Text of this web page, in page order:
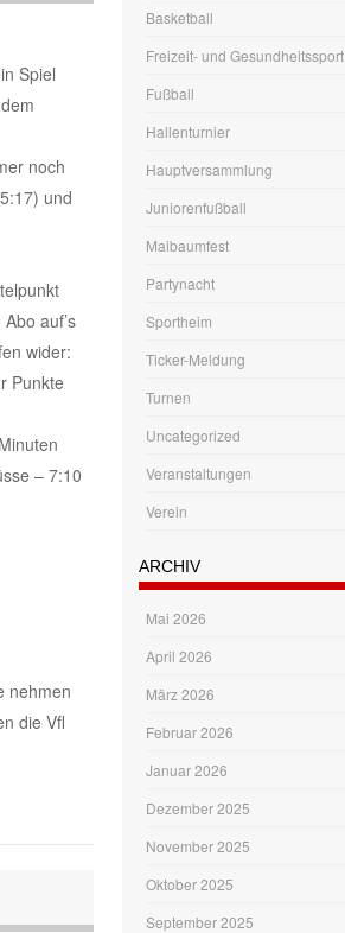
Spiel
noch
und
auf’s
wider:
Punkte
– 7:10
nehmen
die Vfl
Basketball
Freizeit- und Gesundheitssport
Fußball
Hallenturnier
Hauptversammlung
Juniorenfußball
Maibaumfest
Partynacht
Sportheim
Ticker-Meldung
Turnen
Uncategorized
Veranstaltungen
Verein
ARCHIV
Mai 2026
April 2026
März 2026
Februar 2026
Januar 2026
Dezember 2025
November 2025
Oktober 2025
September 2025